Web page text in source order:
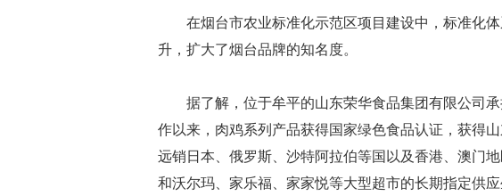
在烟台市农业标准化示范区项目建设中，标准化
升，扩大了烟台品牌的知名度。
据了解，位于牟平的山东荣华食品集团有限公司
作以来，肉鸡系列产品获得国家绿色食品认证，获得山
远销日本、俄罗斯、沙特阿拉伯等国以及香港、澳门
和沃尔玛、家乐福、家家悦等大型超市的长期指定供